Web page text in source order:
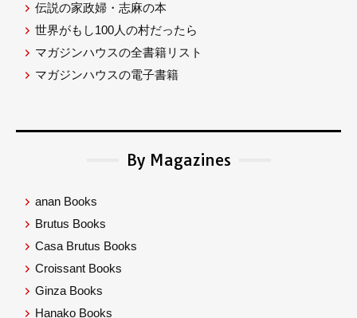
伝説の家政婦・志麻の本
世界がもし100人の村だったら
マガジンハウスの全書籍リスト
マガジンハウスの電子書籍
By Magazines
anan Books
Brutus Books
Casa Brutus Books
Croissant Books
Ginza Books
Hanako Books